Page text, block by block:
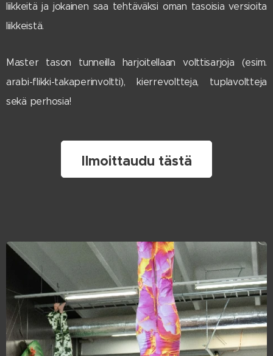
liikkeitä ja jokainen saa tehtäväksi oman tasoisia versioita
liikkeistä.
Master tason tunneilla harjoitellaan volttisarjoja (esim.
arabi-flikki-takaperinvoltti), kierrevoltteja, tuplavoltteja
sekä perhosia!
Ilmoittaudu tästä